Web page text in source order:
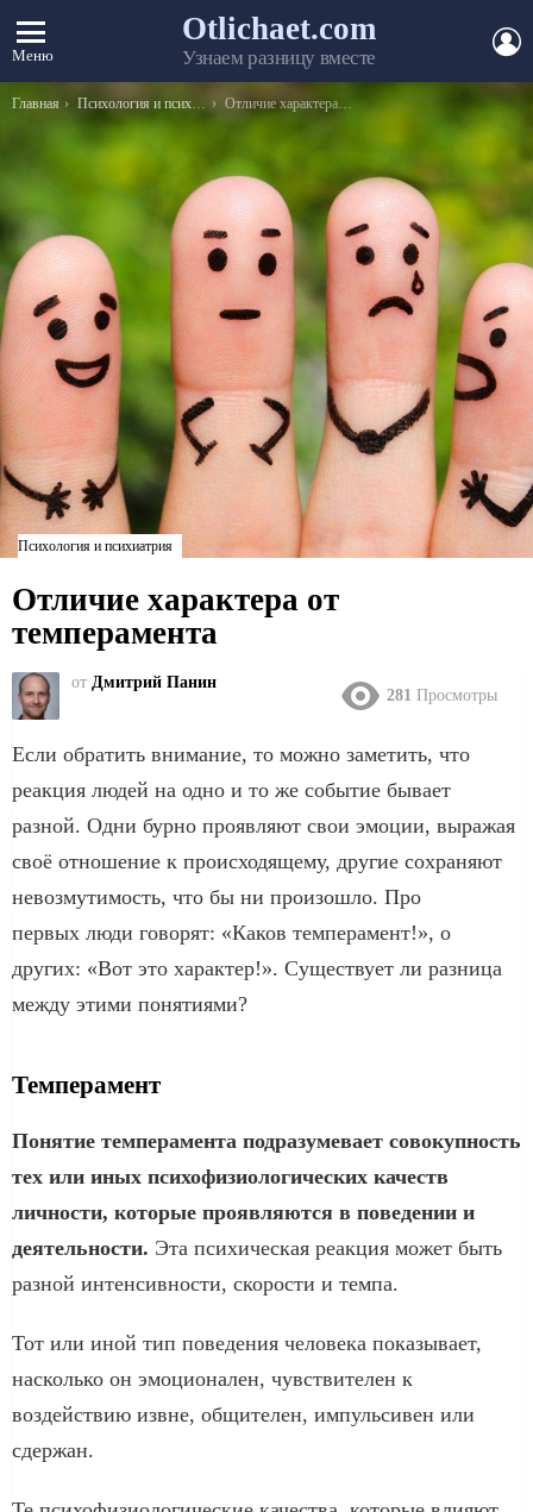
Меню
Otlichaet.com
Узнаем разницу вместе
Вы здесь:
Главная Психология и психиатрия Отличие характера от темперамента
Психология и психиатрия
Отличие характера от
темперамента
от Дмитрий Панин
281 Просмотры
Если обратить внимание, то можно заметить, что
реакция людей на одно и то же событие бывает
разной. Одни бурно проявляют свои эмоции, выражая
своё отношение к происходящему, другие сохраняют
невозмутимость, что бы ни произошло. Про
первых люди говорят: «Каков темперамент!», о
других: «Вот это характер!». Существует ли разница
между этими понятиями?
Темперамент
Понятие темперамента подразумевает совокупность
тех или иных психофизиологических качеств
личности, которые проявляются в поведении и
деятельности. Эта психическая реакция может быть
разной интенсивности, скорости и темпа.
Тот или иной тип поведения человека показывает,
насколько он эмоционален, чувствителен к
воздействию извне, общителен, импульсивен или
сдержан.